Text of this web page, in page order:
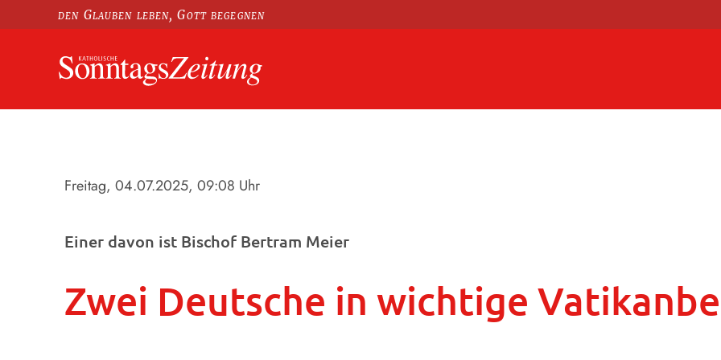
den Glauben leben, Gott begegnen
Freitag, 04.07.2025, 09:08 Uhr
Einer davon ist Bischof Bertram Meier
Zwei Deutsche in wichtige